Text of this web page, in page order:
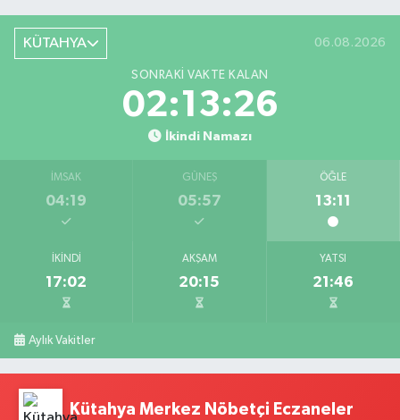
KÜTAHYA 06.08.2026
SONRAKI VAKTE KALAN
02:13:25
İkindi Namazı
İMSAK
04:19
GÜNEŞ
05:57
ÖĞLE
13:11
İKINDI
17:02
AKŞAM
20:15
YATSI
21:46
Aylık Vakitler
Kütahya Merkez Nöbetçi Eczaneler